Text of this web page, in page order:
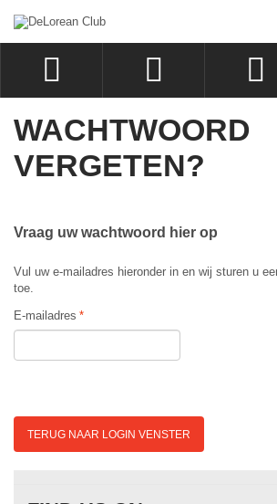
INLOGGEN
SIGN UP
VERLANGLIJST
WACHTWOORD
VERGETEN?
Vraag uw wachtwoord hier op
Vul uw e-mailadres hieronder in en wij sturen u
toe.
*
E-mailadres
TERUG NAAR LOGIN VENSTER